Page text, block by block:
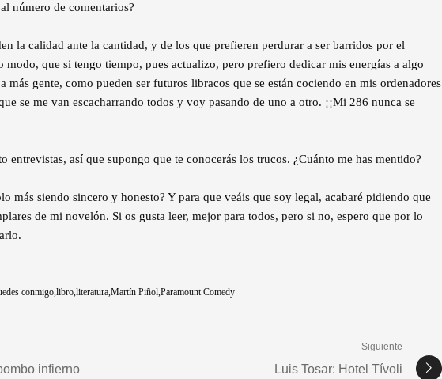
número de comentarios?
la calidad ante la cantidad, y de los que prefieren perdurar a ser barridos por el
que si tengo tiempo, pues actualizo, pero prefiero dedicar mis energías a algo
más gente, como pueden ser futuros libracos que se están cociendo en mis ordenadores
se me van escacharrando todos y voy pasando de uno a otro. ¡¡Mi 286 nunca se
entrevistas, así que supongo que te conocerás los trucos. ¿Cuánto me has mentido?
más siendo sincero y honesto? Y para que veáis que soy legal, acabaré pidiendo que
de mi novelón. Si os gusta leer, mejor para todos, pero si no, espero que por lo
conmigo libro literatura Martín Piñol Paramount Comedy
infierno
Siguiente
Luis Tosar: Hotel Tívoli